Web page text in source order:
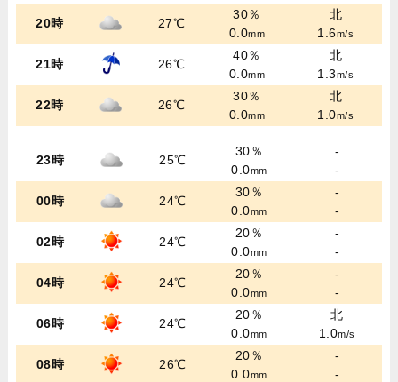
20時 27℃
30％
0.0mm
北
1.6m/s
21時 26℃
40％
0.0mm
北
1.3m/s
22時 26℃
30％
0.0mm
北
1.0m/s
23時 25℃
30％
0.0mm
-
-
00時 24℃
30％
0.0mm
-
-
02時 24℃
20％
0.0mm
-
-
04時 24℃
20％
0.0mm
-
-
06時 24℃
20％
0.0mm
北
1.0m/s
08時 26℃
20％
0.0mm
-
-